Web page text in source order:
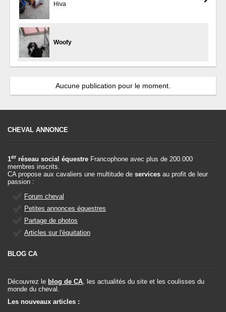
Hiva
Woofy
Aucune publication pour le moment.
CHEVAL ANNONCE
1er réseau social équestre Francophone avec plus de 200.000
membres inscrits.
CA propose aux cavaliers une multitude de services au profit de leur
passion :
Forum cheval
Petites annonces équestres
Partage de photos
Articles sur l'équitation
BLOG CA
Découvrez le blog de CA, les actualités du site et les coulisses du
monde du cheval.
Les nouveaux articles :